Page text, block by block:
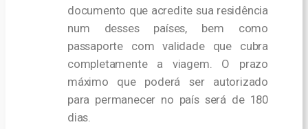
documento que acredite sua residência
num desses países, bem como
passaporte com validade que cubra
completamente a viagem. O prazo
máximo que poderá ser autorizado
para permanecer no país será de 180
dias.